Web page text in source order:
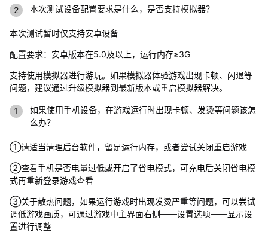
本次测试设备配置要求是什么，是否支持模拟器？
本次测试暂时仅支持安卓设备
配置要求：安卓版本在5.0及以上，运行内存≥3G
支持使用模拟器进行游玩。如果模拟器体验游戏出现卡顿、闪退等
问题，建议通过升级模拟器到最新版本或重启模拟器解决。
如果使用手机设备，在游戏运行时出现卡顿、发烫等问题该怎
么办？
①请适当清理后台软件，留足运行内存，或者尝试关闭重启游戏
②查看手机是否电量过低或开启了省电模式，可充电后关闭省电模
式再重新登录游戏查看
③关于散热问题，如果运行游戏时出现发烫严重等问题，可以尝试
调低游戏画质，可通过游戏中主界面右侧——设置选项——显示设
置进行调整